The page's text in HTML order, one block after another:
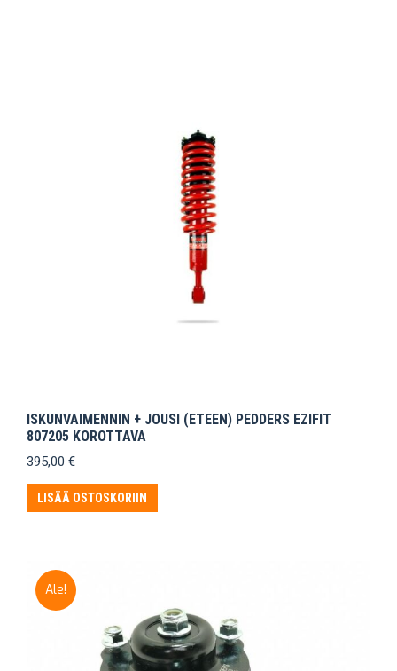
ISKUNVAIMENNIN + JOUSI (ETEEN) PEDDERS EZIFIT
807205 KOROTTAVA
395,00 €
LISÄÄ OSTOSKORIIN
Ale!